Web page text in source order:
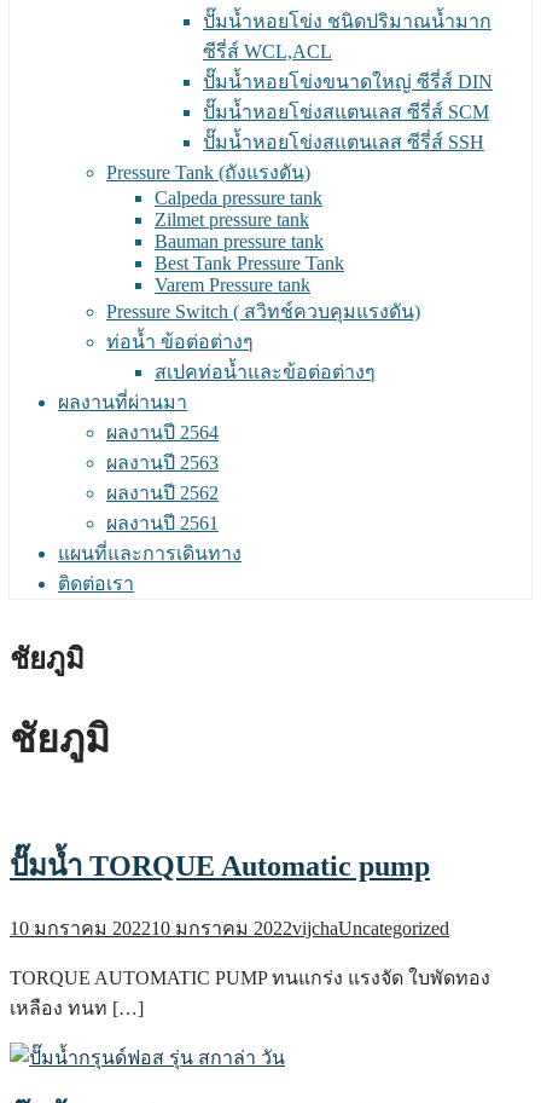
ปั๊มน้ำหอยโข่ง ชนิดปริมาณน้ำมาก
ซีรี่ส์ WCL,ACL
ปั๊มน้ำหอยโข่งขนาดใหญ่ ซีรี่ส์ DIN
ปั๊มน้ำหอยโข่งสแตนเลส ซีรี่ส์ SCM
ปั๊มน้ำหอยโข่งสแตนเลส ซีรี่ส์ SSH
Pressure Tank (ถังแรงดัน)
Calpeda pressure tank
Zilmet pressure tank
Bauman pressure tank
Best Tank Pressure Tank
Varem Pressure tank
Pressure Switch ( สวิทช์ควบคุมแรงดัน)
ท่อน้ำ ข้อต่อต่างๆ
สเปคท่อน้ำและข้อต่อต่างๆ
ผลงานที่ผ่านมา
ผลงานปี 2564
ผลงานปี 2563
ผลงานปี 2562
ผลงานปี 2561
แผนที่และการเดินทาง
ติดต่อเรา
ชัยภูมิ
ชัยภูมิ
ปั๊มน้ำ TORQUE Automatic pump
10 มกราคม 202210 มกราคม 2022vijchaUncategorized
TORQUE AUTOMATIC PUMP ทนแกร่ง แรงจัด ใบพัดทอง
เหลือง ทนท […]